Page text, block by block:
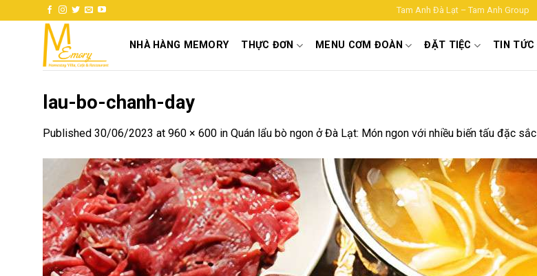
to
Tam Anh Đà Lạt – Tam Anh Group
NHÀ HÀNG MEMORY THỰC ĐƠN MENU CƠM ĐOÀN ĐẶT TIỆC TIN TỨC
lau-bo-chanh-day
Published 30/06/2023 at 960 × 600 in Quán lẩu bò ngon ở Đà Lạt: Món ngon với nhiều biến tấu đặc sắc